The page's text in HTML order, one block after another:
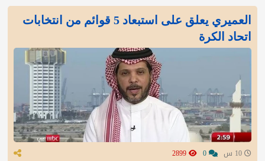
العميري يعلق على استبعاد 5 قوائم من انتخابات
اتحاد الكرة